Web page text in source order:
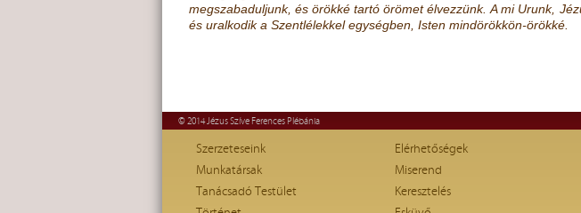
megszabaduljunk, és örökké tartó örömet élvezzünk. A mi Urunk,
és uralkodik a Szentlélekkel egységben, Isten mindörökkön-örökké.
© 2014 Jézus Szíve Ferences Plébánia
Szerzeteseink
Munkatársak
Tanácsadó Testület
Elérhetőségek
Miserend
Keresztelés